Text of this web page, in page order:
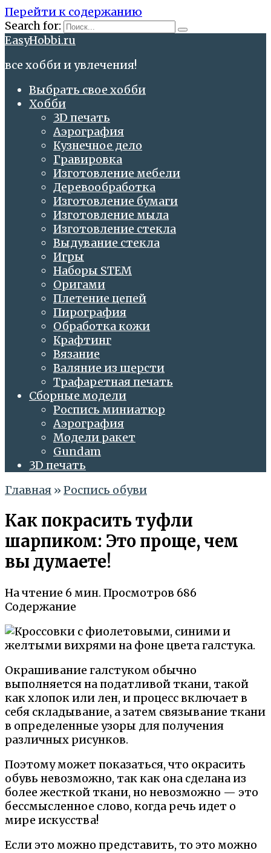
Перейти к содержанию
Search for:
EasyHobbi.ru
все хобби и увлечения!
Выбрать свое хобби
Хобби
3D печать
Аэрография
Кузнечное дело
Гравировка
Изготовление мебели
Деревообработка
Изготовление бумаги
Изготовление мыла
Изготовление стекла
Выдувание стекла
Игры
Наборы STEM
Оригами
Плетение цепей
Пирография
Обработка кожи
Крафтинг
Вязание
Валяние из шерсти
Трафаретная печать
Сборные модели
Роспись миниатюр
Аэрография
Модели ракет
Gundam
3D печать
Главная » Роспись обуви
Как покрасить туфли
шарпиком: Это проще, чем
вы думаете!
На чтение 6 мин. Просмотров 686
Содержание
Окрашивание галстуком обычно
выполняется на податливой ткани, такой
как хлопок или лен, и процесс включает в
себя складывание, а затем связывание ткани
в определенные узоры для получения
различных рисунков.
Поэтому может показаться, что окрасить
обувь невозможно, так как она сделана из
более жесткой ткани, но невозможно — это
бессмысленное слово, когда речь идет о
мире искусства!
Если это можно представить, то это можно